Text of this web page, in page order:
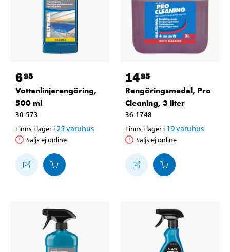
695
Vattenlinjerengöring,
500 ml
30-573
Finns i lager i 25varuhus
Säljs ej online
1495
Rengöringsmedel, Pro
Cleaning, 3 liter
36-1748
Finns i lager i 19varuhus
Säljs ej online